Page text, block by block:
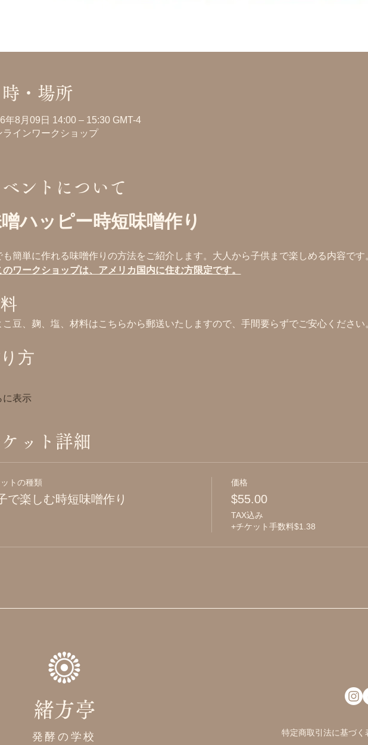
時・場所
年8月09日 14:00 – 15:30 GMT-4
ラインワークショップ
ベントについて
ハッピー時短味噌作り
も簡単に作れる味噌作りの方法をご紹介します。大人から子供まで楽しめる内容です
のワークショップは、アメリカ国内に住む方限定です。
こ豆、麹、塩、材料はこちらから郵送いたしますので、手間要らずでご安心ください
方
に表示
ケット詳細
トの種類
で楽しむ時短味噌作り
価格
$55.00
TAX込み
+チケット手数料$1.38
緒方亭
発酵の学校 特定商取引法に基づく